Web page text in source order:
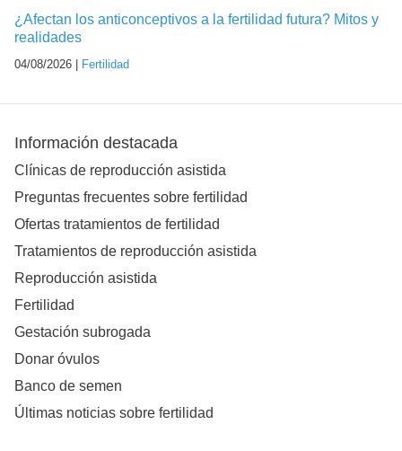
¿Afectan los anticonceptivos a la fertilidad futura? Mitos y
realidades
04/08/2026 | Fertilidad
Información destacada
Clínicas de reproducción asistida
Preguntas frecuentes sobre fertilidad
Ofertas tratamientos de fertilidad
Tratamientos de reproducción asistida
Reproducción asistida
Fertilidad
Gestación subrogada
Donar óvulos
Banco de semen
Últimas noticias sobre fertilidad